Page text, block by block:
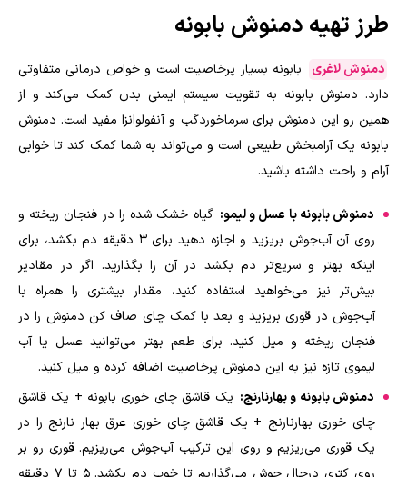
طرز تهیه دمنوش بابونه
دمنوش لاغری
بابونه بسیار پرخاصیت است و خواص درمانی متفاوتی
دارد. دمنوش بابونه به تقویت سیستم ایمنی بدن کمک می‌کند و از
همین رو این دمنوش برای سرماخوردگب و آنفولوانزا مفید است. دمنوش
بابونه یک آرامبخش طبیعی است و می‌تواند به شما کمک کند تا خوابی
آرام و راحت داشته باشید.
دمنوش بابونه با عسل و لیمو: گیاه خشک شده را در فنجان ریخته و
روی آن آب‌جوش بریزید و اجازه دهید برای ۳ دقیقه دم بکشد، برای
اینکه بهتر و سریع‌تر دم بکشد در آن را بگذارید. اگر در مقادیر
بیش‌تر نیز می‌خواهید استفاده کنید، مقدار بیشتری را همراه با
آب‌جوش در قوری بریزید و بعد با کمک چای صاف کن دمنوش را در
فنجان ریخته و میل کنید. برای طعم بهتر می‌توانید عسل یا آب
لیموی تازه نیز به این دمنوش پرخاصیت اضافه کرده و میل کنید.
دمنوش بابونه و بهارنارنج: یک قاشق چای خوری بابونه + یک قاشق
چای خوری بهارنارنج + یک قاشق چای خوری عرق بهار نارنج را در
یک قوری می‌ریزیم و روی این ترکیب آب‌جوش می‌ریزیم. قوری رو بر